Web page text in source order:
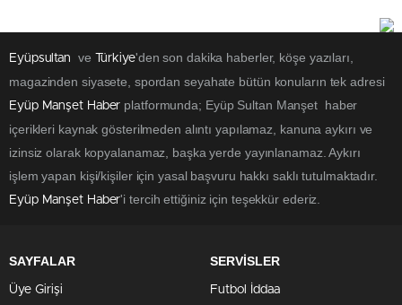
Eyüpsultan ve Türkiye'den son dakika haberler, köşe yazıları,
magazinden siyasete, spordan seyahate bütün konuların tek adresi
Eyüp Manşet Haber platformunda; Eyüp Sultan Manşet haber
içerikleri kaynak gösterilmeden alıntı yapılamaz, kanuna aykırı ve
izinsiz olarak kopyalanamaz, başka yerde yayınlanamaz. Aykırı
işlem yapan kişi/kişiler için yasal başvuru hakkı saklı tutulmaktadır.
Eyüp Manşet Haber'i tercih ettiğiniz için teşekkür ederiz.
SAYFALAR
Üye Girişi
SERVİSLER
Futbol İddaa